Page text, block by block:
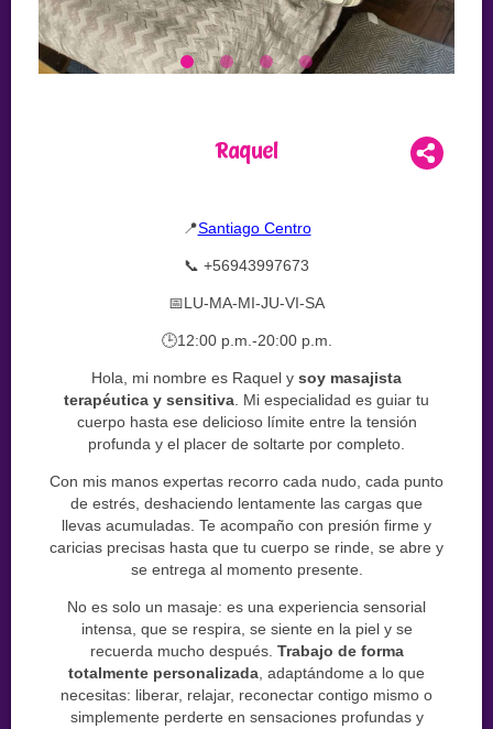
Raquel
📍Santiago Centro
📞 +56943997673
📅LU-MA-MI-JU-VI-SA
🕒12:00 p.m.-20:00 p.m.
Hola, mi nombre es Raquel y soy masajista
terapéutica y sensitiva . Mi especialidad es guiar tu
cuerpo hasta ese delicioso límite entre la tensión
profunda y el placer de soltarte por completo.
Con mis manos expertas recorro cada nudo, cada punto
de estrés, deshaciendo lentamente las cargas que
llevas acumuladas. Te acompaño con presión firme y
caricias precisas hasta que tu cuerpo se rinde, se abre y
se entrega al momento presente.
No es solo un masaje: es una experiencia sensorial
intensa, que se respira, se siente en la piel y se
recuerda mucho después. Trabajo de forma
totalmente personalizada , adaptándome a lo que
necesitas: liberar, relajar, reconectar contigo mismo o
simplemente perderte en sensaciones profundas y